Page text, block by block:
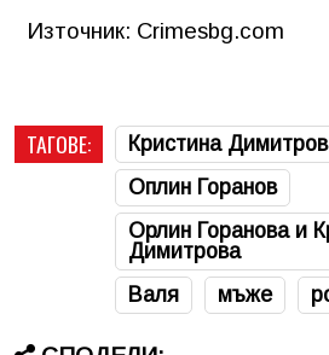
Източник: Crimesbg.com
ТАГОВЕ: Кристина
Оплин Горанов
Орлин Горанова и
Димитрова
Валя
мъже